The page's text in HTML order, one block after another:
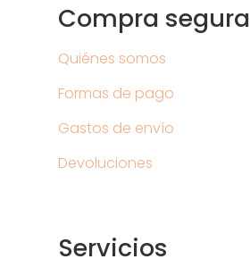
Compra segura
Quiénes somos
Formas de pago
Gastos de envío
Devoluciones
Servicios